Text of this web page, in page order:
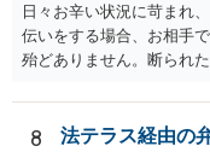
日々お辛い状況に苛まれ
伝いをする場合、お相手
殆どありません。断られ
高いためです。 実務的に
を進める選択を採らざる
8
法テラス経由の